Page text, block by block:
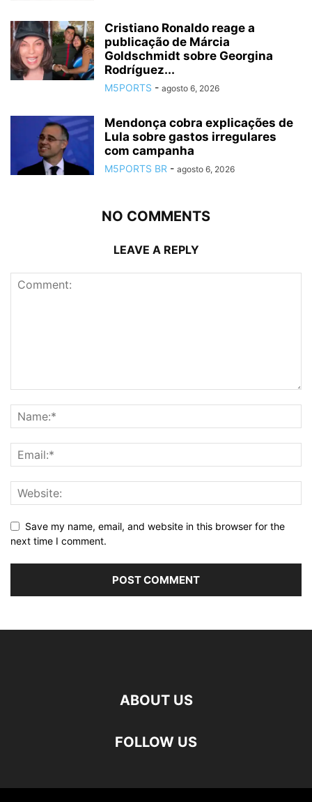
Cristiano Ronaldo reage a
publicação de Márcia
Goldschmidt sobre Georgina
Rodríguez...
M5PORTS - agosto 6, 2026
Mendonça cobra explicações de
Lula sobre gastos irregulares
com campanha
M5PORTS BR - agosto 6, 2026
NO COMMENTS
LEAVE A REPLY
Save my name, email, and website in this browser for the
next time I comment.
ABOUT US
FOLLOW US